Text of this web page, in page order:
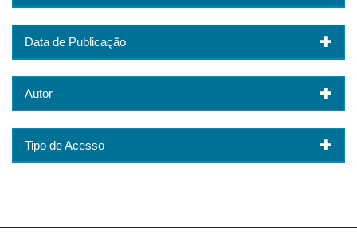
Data de Publicação
Autor
Tipo de Acesso